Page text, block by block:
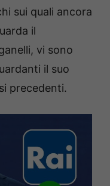
sui quali ancora
il
vi sono
il suo
precedenti.